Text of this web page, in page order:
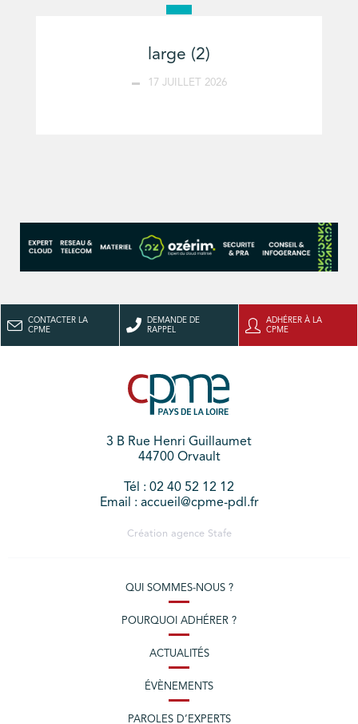
large (2)
17 JUILLET 2026
CONTACTER LA
CPME
DEMANDE DE
RAPPEL
ADHÉRER À LA
CPME
3 B Rue Henri Guillaumet
44700 Orvault
Tél : 02 40 52 12 12
Email : accueil@cpme-pdl.fr
Création agence Stafe
QUI SOMMES-NOUS ?
POURQUOI ADHÉRER ?
ACTUALITÉS
ÉVÈNEMENTS
PAROLES D’EXPERTS